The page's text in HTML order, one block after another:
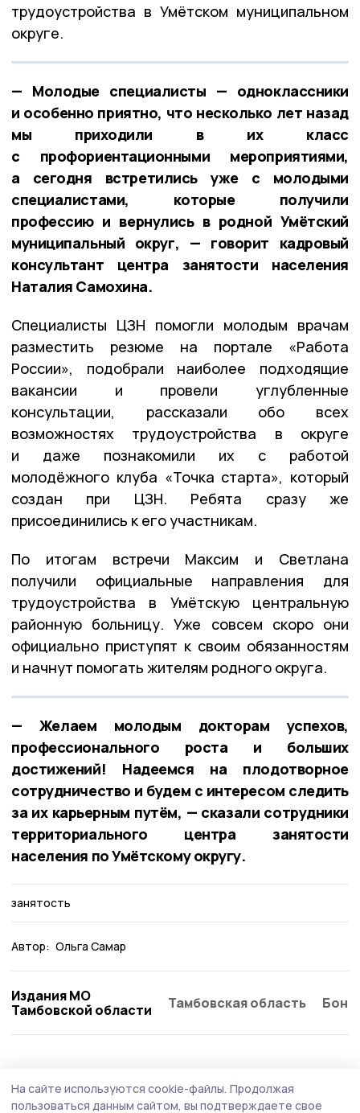
трудоустройства в Умётском муниципальном
округе.
— Молодые специалисты — одноклассники
и особенно приятно, что несколько лет назад
мы приходили в их класс
с профориентационными мероприятиями,
а сегодня встретились уже с молодыми
специалистами, которые получили
профессию и вернулись в родной Умётский
муниципальный округ, — говорит кадровый
консультант центра занятости населения
Наталия Самохина.
Специалисты ЦЗН помогли молодым врачам
разместить резюме на портале «Работа
России», подобрали наиболее подходящие
вакансии и провели углубленные
консультации, рассказали обо всех
возможностях трудоустройства в округе
и даже познакомили их с работой
молодёжного клуба «Точка старта», который
создан при ЦЗН. Ребята сразу же
присоединились к его участникам.
По итогам встречи Максим и Светлана
получили официальные направления для
трудоустройства в Умётскую центральную
районную больницу. Уже совсем скоро они
официально приступят к своим обязанностям
и начнут помогать жителям родного округа.
— Желаем молодым докторам успехов,
профессионального роста и больших
достижений! Надеемся на плодотворное
сотрудничество и будем с интересом следить
за их карьерным путём, — сказали сотрудники
территориального центра занятости
населения по Умётскому округу.
занятость
Автор: Ольга Самар
Издания МО
Тамбовской области
Тамбовская область
Социальный контракт помогает
На сайте используются cookie-файлы. Продолжая
пользоваться данным сайтом, вы подтверждаете свое